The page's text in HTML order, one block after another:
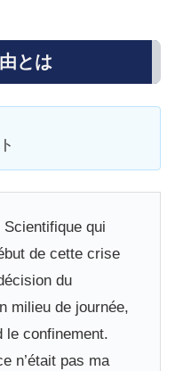
とは
qui
de cette crise
du
milieu de journée,
le confinement.
n’était pas ma